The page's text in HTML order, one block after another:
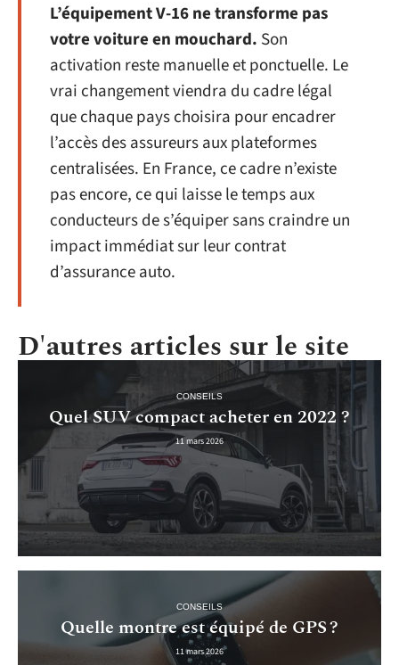
L’équipement V-16 ne transforme pas
votre voiture en mouchard. Son
activation reste manuelle et ponctuelle. Le
vrai changement viendra du cadre légal
que chaque pays choisira pour encadrer
l’accès des assureurs aux plateformes
centralisées. En France, ce cadre n’existe
pas encore, ce qui laisse le temps aux
conducteurs de s’équiper sans craindre un
impact immédiat sur leur contrat
d’assurance auto.
D'autres articles sur le site
CONSEILS
Quel SUV compact acheter en 2022 ?
11 mars 2026
CONSEILS
Quelle montre est équipé de GPS ?
11 mars 2026